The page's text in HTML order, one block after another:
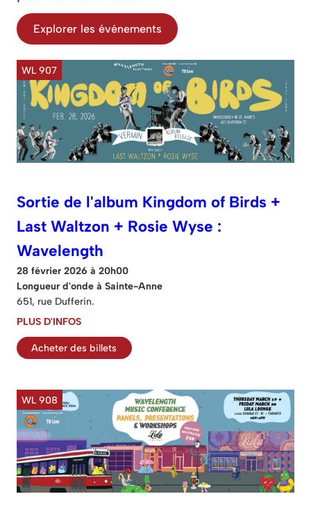
Explorer les événements
WL 907
Sortie de l'album Kingdom of Birds +
Last Waltzon + Rosie Wyse :
Wavelength
28 février 2026 à 20h00
Longueur d'onde à Sainte-Anne
651, rue Dufferin.
PLUS D'INFOS
Acheter des billets
WL 908